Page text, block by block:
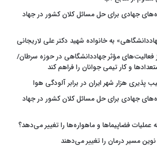
جهادی برای حل مسائل کلان کشور در جهاد
به خانواده شهید دکتر علی لاریجانی
فعالیت‌های مؤثر جهاددانشگاهی در حوزه سرطان/
و کار تیمی جوانان را فراهم کند
پذیری هزار شهر ایران در برابر آلودگی هوا
جهادی برای حل مسائل کلان کشور در جهاد
فضاپیماها و ماهواره‌ها را تغییر می‌دهد؟
مسیر درمان را تغییر می‌دهند